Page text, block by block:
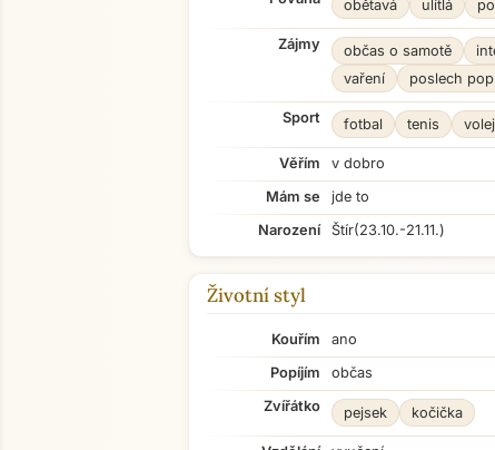
obětavá ulítlá
Zájmy občas o samotě
vaření
poslech
Sport fotbal tenis
Věřím
v dobro
Mám se
jde to
Narození
Štír(23.10.-21.11.)
Životní styl
Kouřím
ano
Popíjím
občas
Zvířátko
pejsek kočička